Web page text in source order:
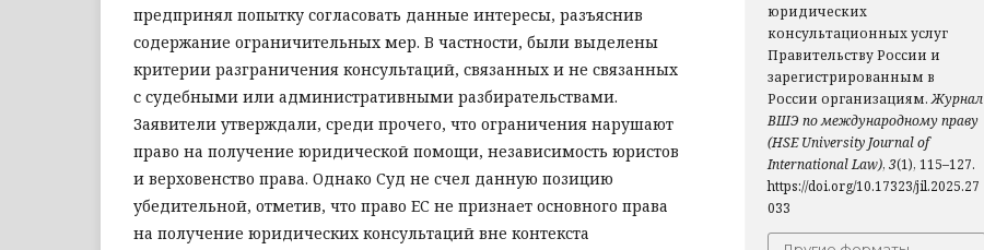
предпринял попытку согласовать данные интересы, разъяснив
содержание ограничительных мер. В частности, были выделены
критерии разграничения консультаций, связанных и не связанных
с судебными или административными разбирательствами.
Заявители утверждали, среди прочего, что ограничения нарушают
право на получение юридической помощи, независимость юристов
и верховенство права. Однако Суд не счел данную позицию
убедительной, отметив, что право ЕС не признает основного права
на получение юридических консультаций вне контекста
юридических
консультационных услуг
Правительству России и
зарегистрированным в
России организациям.Журнал
ВШЭ по международному праву
(HSE University Journal of
International Law), 3(1), 115–127.
https://doi.org/10.17323/jil.2025.27
033